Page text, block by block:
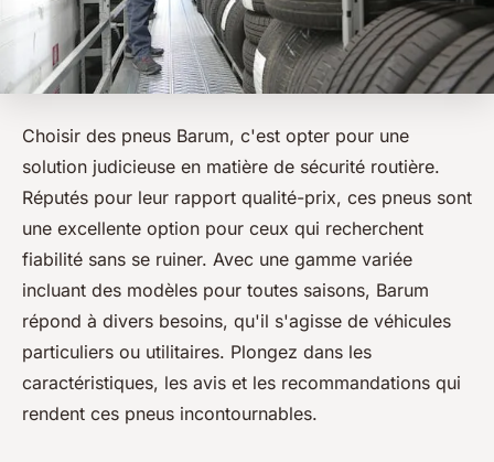
Choisir des pneus Barum, c'est opter pour une
solution judicieuse en matière de sécurité routière.
Réputés pour leur rapport qualité-prix, ces pneus sont
une excellente option pour ceux qui recherchent
fiabilité sans se ruiner. Avec une gamme variée
incluant des modèles pour toutes saisons, Barum
répond à divers besoins, qu'il s'agisse de véhicules
particuliers ou utilitaires. Plongez dans les
caractéristiques, les avis et les recommandations qui
rendent ces pneus incontournables.